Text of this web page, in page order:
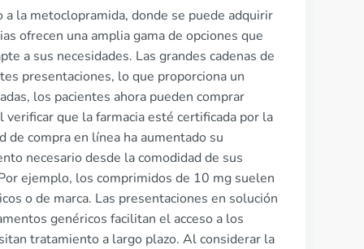
a la metoclopramida, donde se puede adquirir
ofrecen una amplia gama de opciones que
a sus necesidades. Las grandes cadenas de
presentaciones, lo que proporciona un
los pacientes ahora pueden comprar
que la farmacia esté certificada por la
de compra en línea ha aumentado su
necesario desde la comodidad de sus
ejemplo, los comprimidos de 10 mg suelen
o de marca. Las presentaciones en solución
genéricos facilitan el acceso a los
tratamiento a largo plazo. Al considerar la